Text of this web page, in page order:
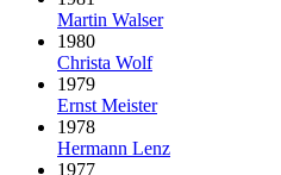
Martin Walser
1980
Christa Wolf
1979
Ernst Meister
1978
Hermann Lenz
1977